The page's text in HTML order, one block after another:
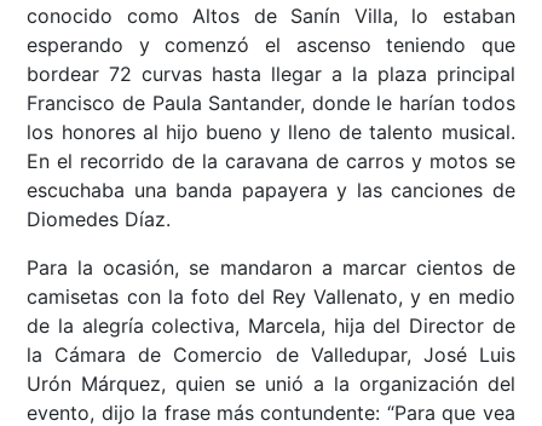
conocido como Altos de Sanín Villa, lo estaban
esperando y comenzó el ascenso teniendo que
bordear 72 curvas hasta llegar a la plaza principal
Francisco de Paula Santander, donde le harían todos
los honores al hijo bueno y lleno de talento musical.
En el recorrido de la caravana de carros y motos se
escuchaba una banda papayera y las canciones de
Diomedes Díaz.
Para la ocasión, se mandaron a marcar cientos de
camisetas con la foto del Rey Vallenato, y en medio
de la alegría colectiva, Marcela, hija del Director de
la Cámara de Comercio de Valledupar, José Luis
Urón Márquez, quien se unió a la organización del
evento, dijo la frase más contundente: “Para que vea